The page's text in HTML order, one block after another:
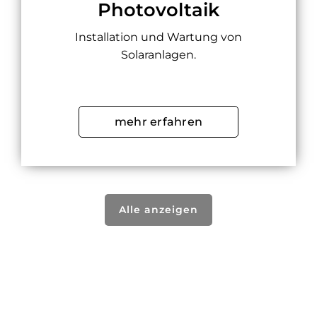
Photovoltaik
Installation und Wartung von
Solaranlagen.
mehr erfahren
Alle anzeigen